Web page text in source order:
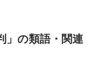
」の類語・関連